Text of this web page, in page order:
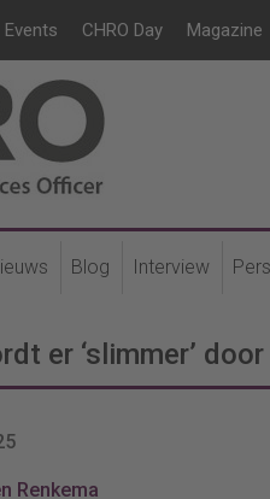
Events CHRO Day Magazine
Blog Interview
er ‘slimmer’
Renkema